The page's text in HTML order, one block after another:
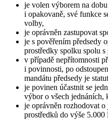
je volen výborem na
i opakovaně, své funkce
volby,
je oprávněn zastupovat
je s pověřením předsedy
prostředky spolku spolu
v případě nepřítomnosti
i povinnosti, po
mandátu předsedy je
je povinen účastnit se
výbor o všech jednáních,
je oprávněn rozhodovat
prostředků do výše 5.000